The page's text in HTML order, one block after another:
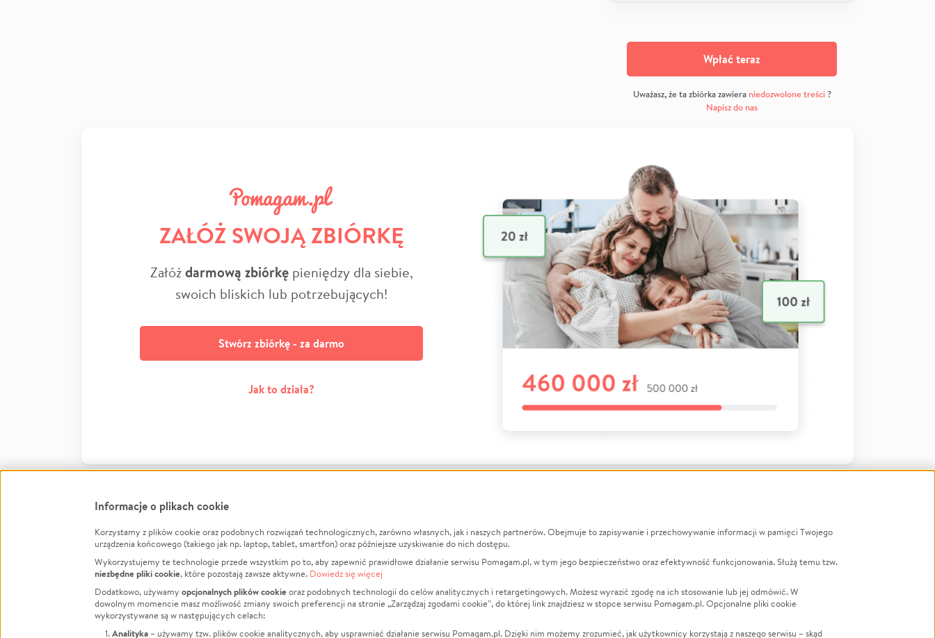
Wpłać teraz
Uważasz, że ta zbiórka zawiera niedozwolone treści?
Napisz do nas
ZAŁÓŻ SWOJĄ ZBIÓRKĘ
Załóżdarmową zbiórkępieniędzy dla siebie,
swoich bliskich lub potrzebujących!
Stwórz zbiórkę - za darmo
Jak to działa?
FacebookTwitter Instagram
LinkedInTikTok Youtube
Informacje
Jak to działa?
Regulamin
Polityka Prywatności
O nas
Opinie
Raporty
Za darmo
Zbieraj na
Leczenie
Zwierzęta
Pożar
LGBTQ+
Powódź
Wichura
Informacje o plikach cookie
Korzystamy z plików cookie oraz podobnych rozwiązań technologicznych, zarówno własnych, jak i naszych partnerów. Obejmuje to zapisywanie i przechowywanie informacji w pamięci Twojego
urządzenia końcowego (takiego jak np. laptop, tablet, smartfon) oraz późniejsze uzyskiwanie do nich dostępu.
Wykorzystujemy te technologie przede wszystkim po to, aby zapewnić prawidłowe działanie serwisu Pomagam.pl, w tym jego bezpieczeństwo oraz efektywność funkcjonowania. Służą temu tzw.
niezbędne pliki cookie, które pozostają zawsze aktywne. Dowiedz się więcej
Dodatkowo, używamy opcjonalnych plików cookieoraz podobnych technologii do celów analitycznych i retargetingowych. Możesz wyrazić zgodę na ich stosowanie lub jej odmówić. W
dowolnym momencie masz możliwość zmiany swoich preferencji na stronie „Zarządzaj zgodami cookie”, do której link znajdziesz w stopce serwisu Pomagam.pl. Opcjonalne pliki cookie
wykorzystywane są w następujących celach:
Analityka – używamy tzw. plików cookie analitycznych, aby usprawniać działanie serwisu Pomagam.pl. Dzięki nim możemy zrozumieć, jak użytkownicy korzystają z naszego serwisu – skąd